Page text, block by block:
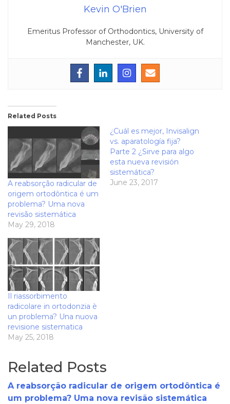
Kevin O'Brien
Emeritus Professor of Orthodontics, University of
Manchester, UK.
Related Posts
A reabsorção radicular de
origem ortodôntica é um
problema? Uma nova
revisão sistemática
May 29, 2018
¿Cuál es mejor, Invisalign
vs. aparatología fija?
Parte 2 ¿Sirve para algo
esta nueva revisión
sistemática?
June 23, 2017
Il riassorbimento
radicolare in ortodonzia è
un problema? Una nuova
revisione sistematica
May 25, 2018
Related Posts
A reabsorção radicular de origem ortodôntica é
um problema? Uma nova revisão sistemática